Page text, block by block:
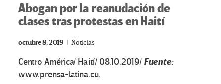
Abogan por la reanudación de
clases tras protestas en Haití
octubre 8, 2019 Noticias
Centro América/ Haití/ 08.10.2019/ Fuente:
www.prensa-latina.cu.